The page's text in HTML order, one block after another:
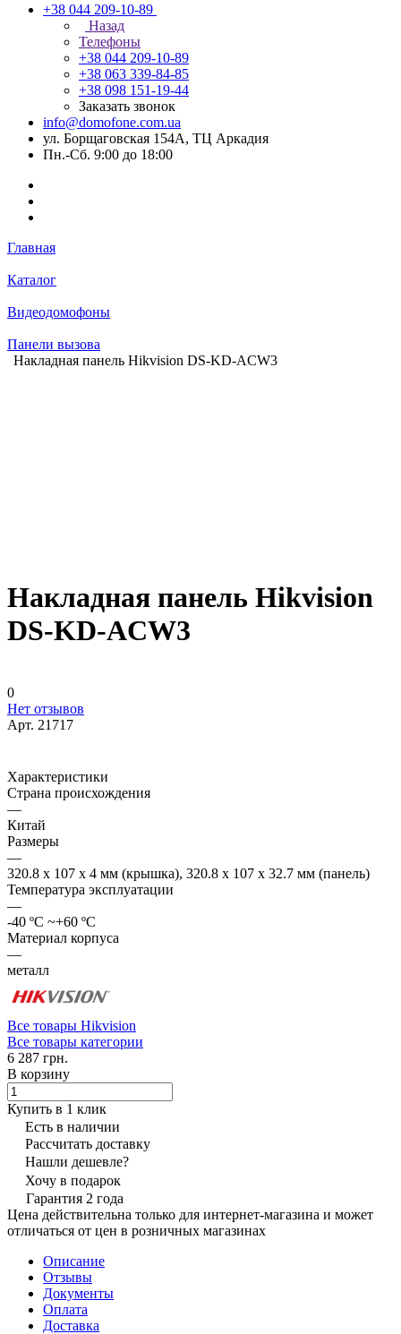
+38 044 209-10-89
Назад
Телефоны
+38 044 209-10-89
+38 063 339-84-85
+38 098 151-19-44
Заказать звонок
info@domofone.com.ua
ул. Борщаговская 154А, ТЦ Аркадия
Пн.-Сб. 9:00 до 18:00
Главная
Каталог
Видеодомофоны
Панели вызова
Накладная панель Hikvision DS-KD-ACW3
Накладная панель Hikvision
DS-KD-ACW3
0
Нет отзывов
Арт. 21717
Характеристики
Страна происхождения
—
Китай
Размеры
—
320.8 х 107 х 4 мм (крышка), 320.8 х 107 х 32.7 мм (панель)
Температура эксплуатации
—
-40 ºC ~+60 ºC
Материал корпуса
—
металл
Все товары Hikvision
Все товары категории
6 287 грн.
В корзину
Купить в 1 клик
Есть в наличии
Рассчитать доставку
Нашли дешевле?
Хочу в подарок
Гарантия 2 года
Цена действительна только для интернет-магазина и может
отличаться от цен в розничных магазинах
Описание
Отзывы
Документы
Оплата
Доставка